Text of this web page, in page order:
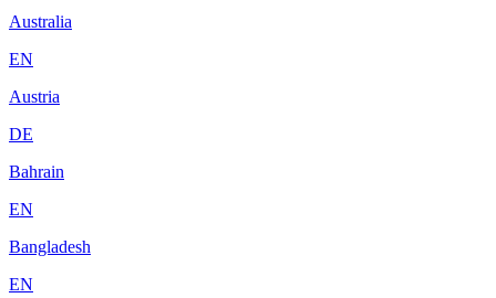
Australia
EN
Austria
DE
Bahrain
EN
Bangladesh
EN